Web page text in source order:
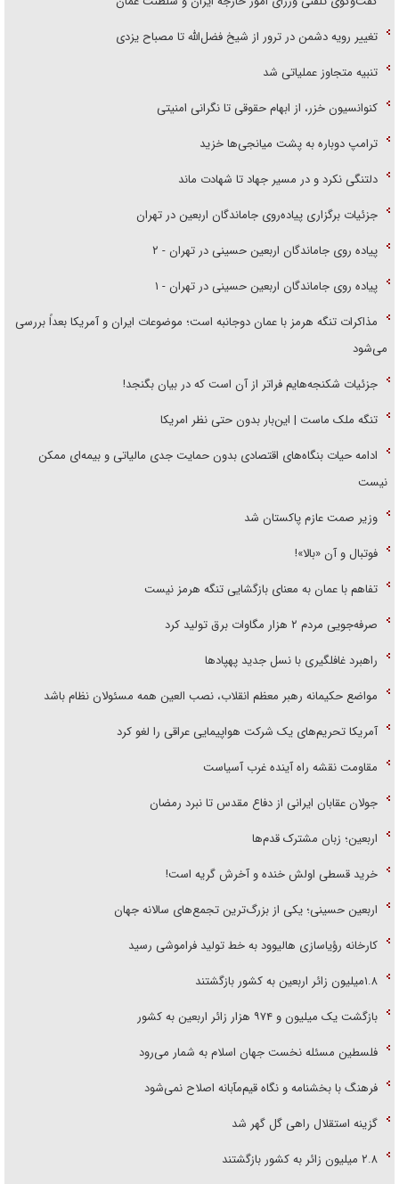
تغییر رویه دشمن در ترور از شیخ فضل‌الله تا مصباح یزدی
تنبیه متجاوز عملیاتی شد
کنوانسیون خزر، از ابهام حقوقی تا نگرانی امنیتی
ترامپ دوباره به پشت میانجی‌ها خزید
دلتنگی نکرد و در مسیر جهاد تا شهادت ماند
جزئیات برگزاری پیاده‌روی جاماندگان اربعین در تهران
پیاده روی جاماندگان اربعین حسینی در تهران - ۲
پیاده روی جاماندگان اربعین حسینی در تهران - ۱
مذاکرات تنگه هرمز با عمان دوجانبه است؛ موضوعات ایران و آمریکا بعداً بررسی
می‌شود
جزئیات شکنجه‌هایم فراتر از آن است که در بیان بگنجد!
تنگه ملک ماست | این‌بار بدون حتی نظر امریکا
ادامه حیات بنگاه‌های اقتصادی بدون حمایت جدی مالیاتی و بیمه‌ای ممکن
نیست
وزیر صمت عازم پاکستان شد
فوتبال و آن «بالا»!
تفاهم با عمان به معنای بازگشایی تنگه هرمز نیست
صرفه‌جویی مردم ۲ هزار مگاوات برق تولید کرد
راهبرد غافلگیری با نسل جدید پهپاد‌ها
مواضع حکیمانه رهبر معظم انقلاب، نصب العین همه مسئولان نظام باشد
آمریکا تحریم‌های یک شرکت هواپیمایی عراقی را لغو کرد
مقاومت نقشه راه آینده غرب آسیاست
جولان عقابان ایرانی از دفاع مقدس تا نبرد رمضان
اربعین؛ زبان مشترک قدم‌ها
خرید قسطی اولش خنده و آخرش گریه است!
اربعین حسینی؛ یکی از بزرگ‌ترین تجمع‌های سالانه جهان
کارخانه رؤیاسازی هالیوود به خط تولید فراموشی رسید
۱.۸میلیون زائر اربعین به کشور بازگشتند
بازگشت یک میلیون و ۹۷۴ هزار زائر اربعین به کشور
فلسطین مسئله نخست جهان اسلام به شمار می‌رود
فرهنگ با بخشنامه و نگاه قیم‌مآبانه اصلاح نمی‌شود
گزینه استقلال راهی گل گهر شد
۲.۸ میلیون زائر به کشور بازگشتند